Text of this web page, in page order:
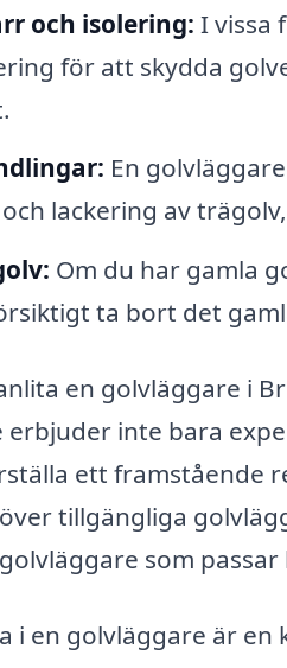
och isolering: I vissa
för att skydda
En
lackering av
Om du har gamla
ta bort det
en golvläggare i
erbjuder inte bara
ett framstående
tillgängliga
som
i en golvläggare är